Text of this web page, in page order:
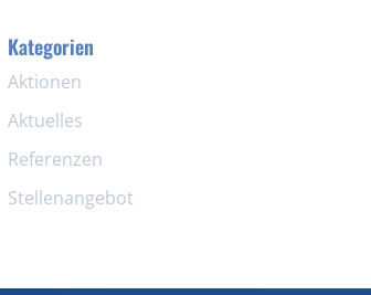
Kategorien
Aktionen
Aktuelles
Referenzen
Stellenangebot